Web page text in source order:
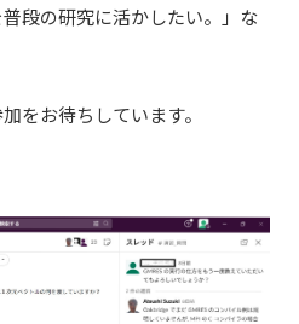
段の研究に活かしたい。」な
をお待ちしています。